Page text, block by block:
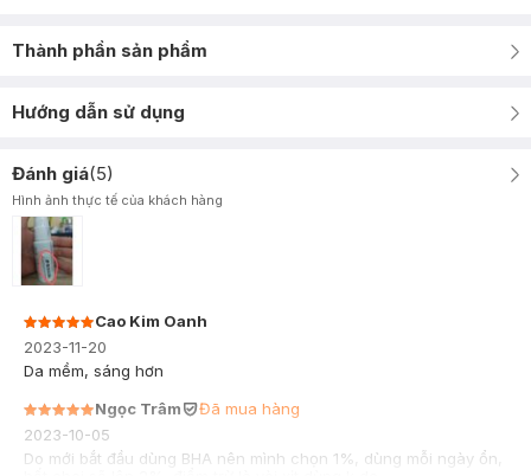
Thành phần sản phẩm
Hướng dẫn sử dụng
Đánh giá(5)
Hình ảnh thực tế của khách hàng
Cao Kim Oanh
2023-11-20
Da mềm, sáng hơn
Ngọc Trâm
Đã mua hàng
2023-10-05
Do mới bắt đầu dùng BHA nên mình chọn 1%, dùng mỗi ngày ổn,